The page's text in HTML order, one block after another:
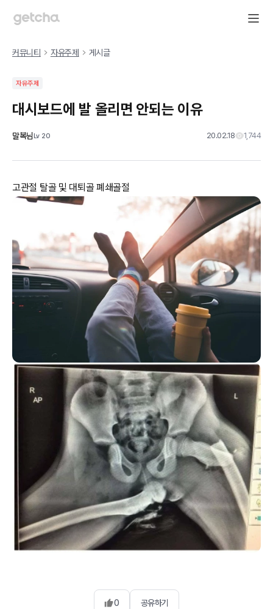
커뮤니티 자유주제 게시글
자유주제
대시보드에 발 올리면 안되는 이유
말복님Lv 20 20.02.18 1,744
고관절 탈골 및 대퇴골 폐쇄골절
0 공유하기